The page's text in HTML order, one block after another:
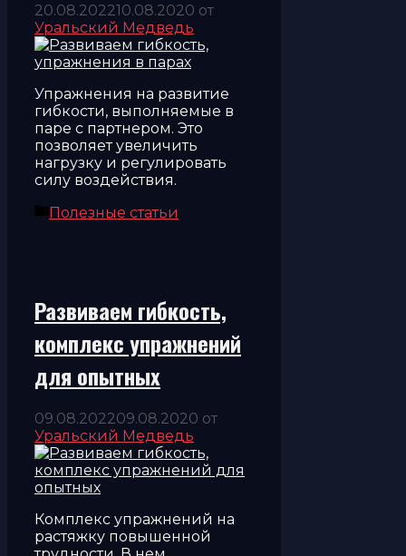
20.08.202210.08.2020 от
Уральский Медведь
Упражнения на развитие
гибкости, выполняемые в
паре с партнером. Это
позволяет увеличить
нагрузку и регулировать
силу воздействия.
Рубрики
Полезные статьи
Развиваем гибкость,
комплекс упражнений
для опытных
09.08.202209.08.2020 от
Уральский Медведь
Комплекс упражнений на
растяжку повышенной